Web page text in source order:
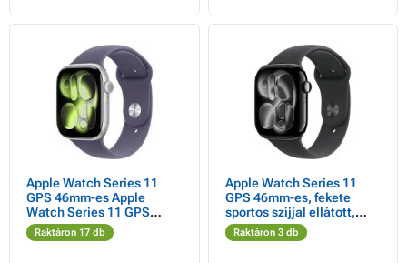
Apple Watch Series 11
GPS 46mm-es Apple
Watch Series 11 GPS
46mm ezüst alumínium
tok lila ködös sportpánttal
Raktáron 17 db
Apple Watch Series 11
GPS 46mm-es, fekete
sportos szíjjal ellátott,
fekete alumínium tok - S/M
Raktáron 3 db